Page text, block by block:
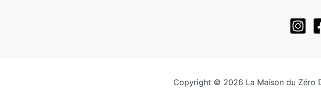
Copyright © 2026 La Maison du Zéro